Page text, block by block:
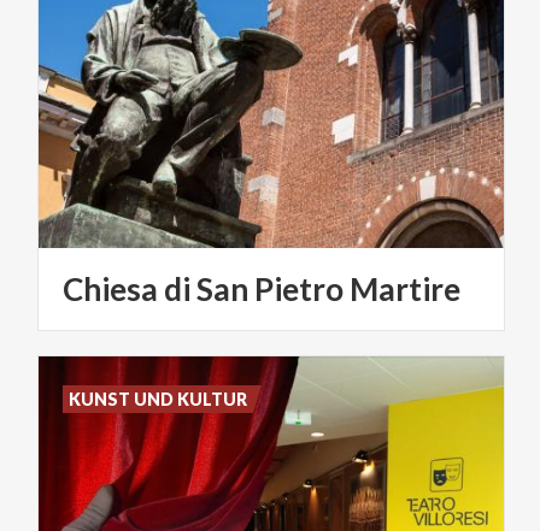
Chiesa diSan Pietro Martire
KUNST UND KULTUR